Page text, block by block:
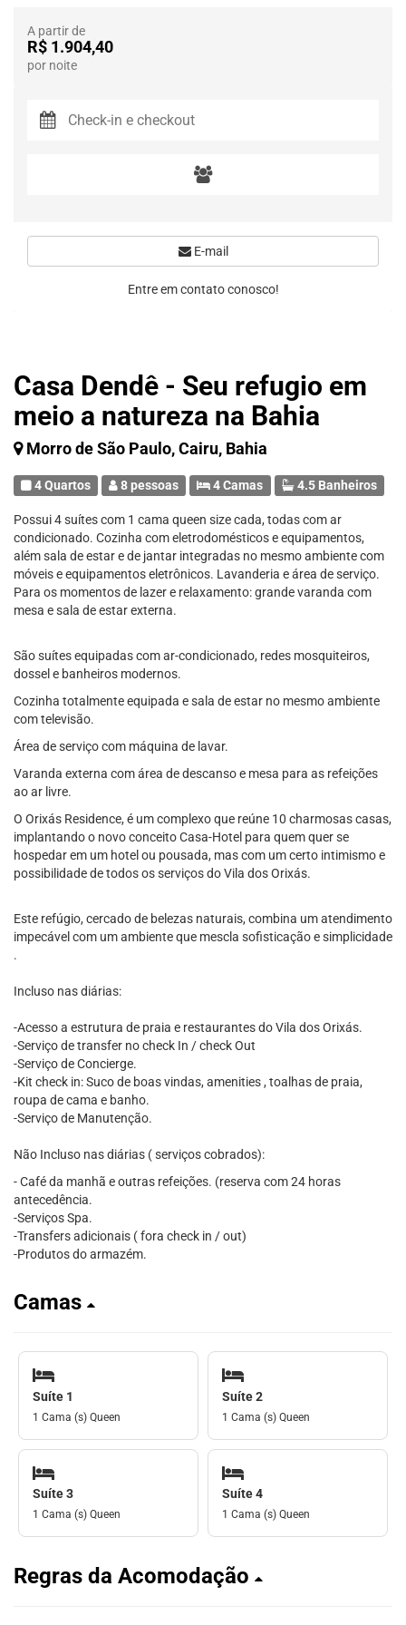
Casa Dendê - Seu refugio em
meio a natureza na Bahia
Morro de São Paulo, Cairu, Bahia
4 Quartos 8 pessoas 4 Camas 4.5 Banheiros
Possui 4 suítes com 1 cama queen size cada, todas com ar
condicionado. Cozinha com eletrodomésticos e equipamentos,
além sala de estar e de jantar integradas no mesmo ambiente com
móveis e equipamentos eletrônicos. Lavanderia e área de serviço.
Para os momentos de lazer e relaxamento: grande varanda com
mesa e sala de estar externa.
São suítes equipadas com ar-condicionado, redes mosquiteiros,
dossel e banheiros modernos.
Cozinha totalmente equipada e sala de estar no mesmo ambiente
com televisão.
Área de serviço com máquina de lavar.
Varanda externa com área de descanso e mesa para as refeições
ao ar livre.
O Orixás Residence, é um complexo que reúne 10 charmosas casas,
implantando o novo conceito Casa-Hotel para quem quer se
hospedar em um hotel ou pousada, mas com um certo intimismo e
possibilidade de todos os serviços do Vila dos Orixás.
​Este refúgio, cercado de belezas naturais, combina um atendimento
impecável com um ambiente que mescla sofisticação e simplicidade
.
​Incluso nas diárias:
-Acesso a estrutura de praia e restaurantes do Vila dos Orixás.
-Serviço de transfer no check In / check Out
-Serviço de Concierge.
-Kit check in: Suco de boas vindas, amenities , toalhas de praia,
roupa de cama e banho.
-Serviço de Manutenção.
Não Incluso nas diárias ( serviços cobrados):
​- Café da manhã e outras refeições. (reserva com 24 horas
antecedência.
-Serviços Spa.
-Transfers adicionais ( fora check in / out)
-Produtos do armazém.
Camas
Suíte 1
1 Cama (s) Queen
Suíte 2
1 Cama (s) Queen
Suíte 3
1 Cama (s) Queen
Suíte 4
1 Cama (s) Queen
Regras da Acomodação
A partir de
R$ 1.904,40
por noite
E-mail
Entre em contato conosco!